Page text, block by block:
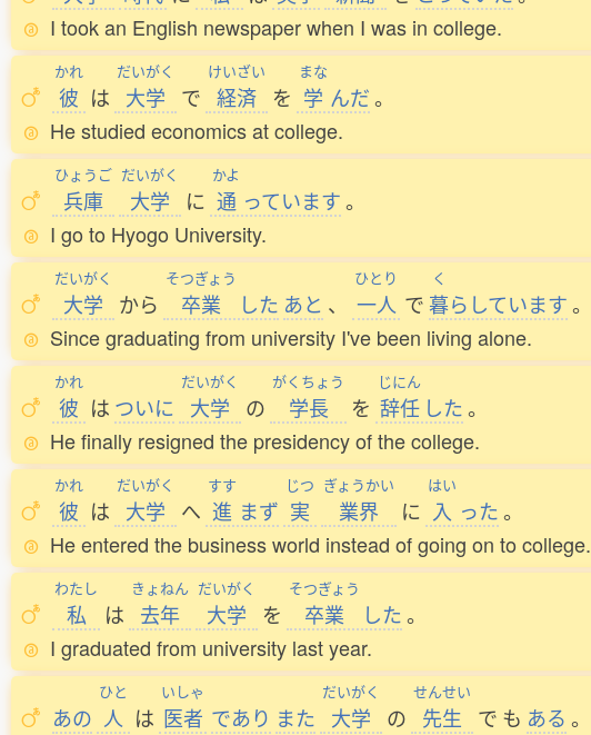
I took an English newspaper when I was in college.
かれ
彼 は
だいがく
大学 で
けいざい
経済 を
まな
学 んだ。
He studied economics at college.
ひょうご
兵庫
だいがく
大学 に
かよ
通 っています。
I go to Hyogo University.
だいがく
大学 から
そつぎょう
卒業 した あと 、
ひとり
一人 で
く
暮らしています。
Since graduating from university I've been living alone.
かれ
彼 は ついに
だいがく
大学 の
がくちょう
学長 を
じにん
辞任 した。
He finally resigned the presidency of the college.
かれ
彼 は
だいがく
大学 へ
すす
進 まず
じつ
実
ぎょうかい
業界 に
はい
入 った。
He entered the business world instead of going on to college.
わたし
私 は
きょねん
去年
だいがく
大学 を
そつぎょう
卒業 した。
I graduated from university last year.
あの
ひと
人 は
いしゃ
医者 であり また
だいがく
大学 の
せんせい
先生 で も ある 。